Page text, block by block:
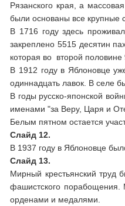
Рязанского края, а
были основаны все крупные
В 1716 году здесь
закреплено 5515 десятин
которая во второй
В 1912 году в Яблоновце
одиннадцать лавок. В селе
В годы русско-японской
именами "за Веру, Царя и
Белым пятном остается
Слайд 12.
В 1937 году в Яблоновце
Слайд 13.
Мирный крестьянский труд
фашистского порабощения.
орденами и медалями.